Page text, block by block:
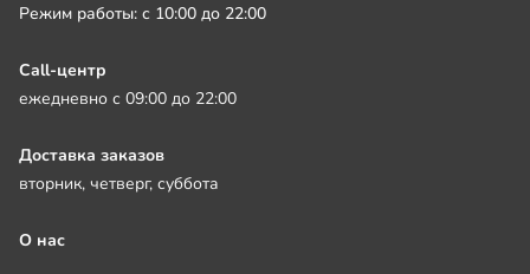
Режим работы: с 10:00 до 22:00
Call-центр
ежедневно с 09:00 до 22:00
Доставка заказов
вторник, четверг, суббота
О нас